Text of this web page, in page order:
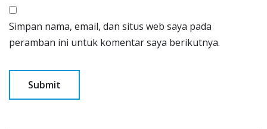
Simpan nama, email, dan situs web saya pada
peramban ini untuk komentar saya berikutnya.